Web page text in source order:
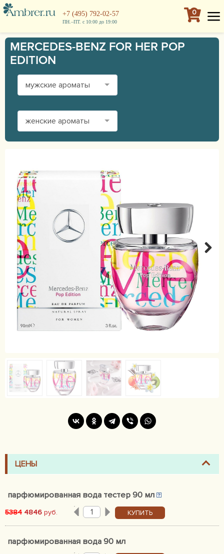
+7 (495) 792-02-57
ПН.–ПТ. с 10:00 до 19:00
0
MERCEDES-BENZ FOR HER POP
EDITION
мужские ароматы
женские ароматы
ЦЕНЫ
парфюмированная вода тестер 90 мл
5384 4846 руб. КУПИТЬ
парфюмированная вода 90 мл